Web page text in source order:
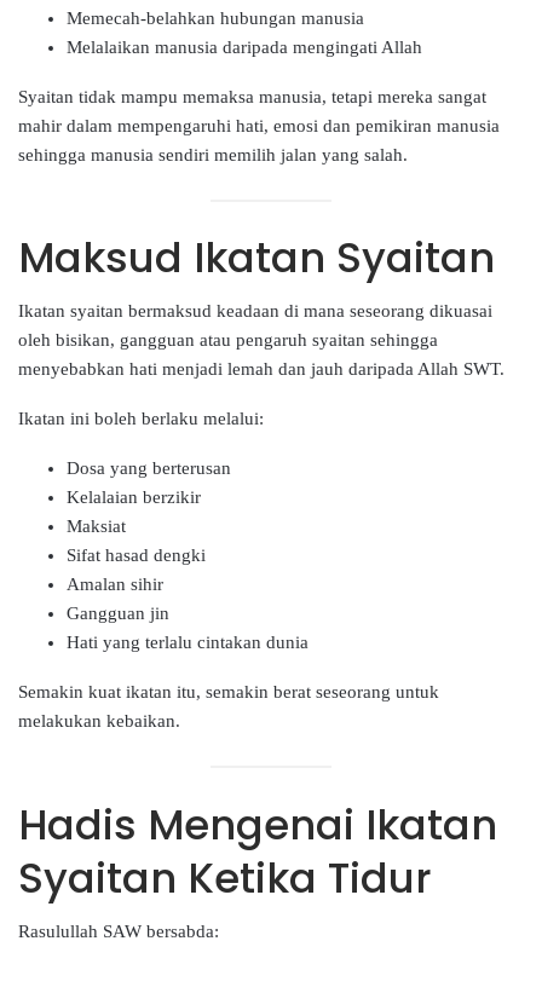
Memecah-belahkan hubungan manusia
Melalaikan manusia daripada mengingati Allah
Syaitan tidak mampu memaksa manusia, tetapi mereka sangat
mahir dalam mempengaruhi hati, emosi dan pemikiran manusia
sehingga manusia sendiri memilih jalan yang salah.
Maksud Ikatan Syaitan
Ikatan syaitan bermaksud keadaan di mana seseorang dikuasai
oleh bisikan, gangguan atau pengaruh syaitan sehingga
menyebabkan hati menjadi lemah dan jauh daripada Allah SWT.
Ikatan ini boleh berlaku melalui:
Dosa yang berterusan
Kelalaian berzikir
Maksiat
Sifat hasad dengki
Amalan sihir
Gangguan jin
Hati yang terlalu cintakan dunia
Semakin kuat ikatan itu, semakin berat seseorang untuk
melakukan kebaikan.
Hadis Mengenai Ikatan
Syaitan Ketika Tidur
Rasulullah SAW bersabda: